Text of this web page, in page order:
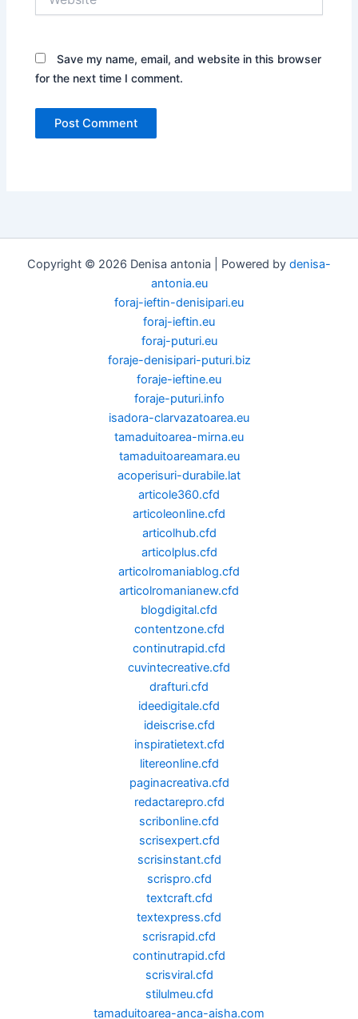
Save my name, email, and website in this browser
for the next time I comment.
Copyright © 2026 Denisa antonia | Powered by denisa-
antonia.eu
foraj-ieftin-denisipari.eu
foraj-ieftin.eu
foraj-puturi.eu
foraje-denisipari-puturi.biz
foraje-ieftine.eu
foraje-puturi.info
isadora-clarvazatoarea.eu
tamaduitoarea-mirna.eu
tamaduitoareamara.eu
acoperisuri-durabile.lat
articole360.cfd
articoleonline.cfd
articolhub.cfd
articolplus.cfd
articolromaniablog.cfd
articolromanianew.cfd
blogdigital.cfd
contentzone.cfd
continutrapid.cfd
cuvintecreative.cfd
drafturi.cfd
ideedigitale.cfd
ideiscrise.cfd
inspiratietext.cfd
litereonline.cfd
paginacreativa.cfd
redactarepro.cfd
scribonline.cfd
scrisexpert.cfd
scrisinstant.cfd
scrispro.cfd
textcraft.cfd
textexpress.cfd
scrisrapid.cfd
continutrapid.cfd
scrisviral.cfd
stilulmeu.cfd
tamaduitoarea-anca-aisha.com